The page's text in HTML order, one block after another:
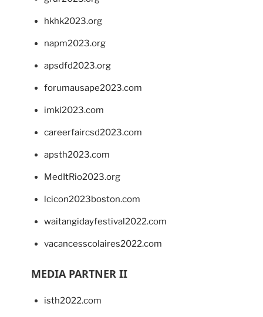
hkhk2023.org
napm2023.org
apsdfd2023.org
forumausape2023.com
imkl2023.com
careerfaircsd2023.com
apsth2023.com
MedItRio2023.org
lcicon2023boston.com
waitangidayfestival2022.com
vacancesscolaires2022.com
MEDIA PARTNER II
isth2022.com